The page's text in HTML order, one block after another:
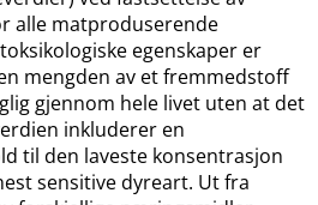
alle matproduserende
egenskaper er
mengden av et fremmedstoff
gjennom hele livet uten at det
inkluderer en
til den laveste konsentrasjon
sensitive dyreart. Ut fra